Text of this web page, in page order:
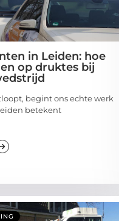
in Leiden: hoe
op druktes bij
begint ons echte werk
betekent